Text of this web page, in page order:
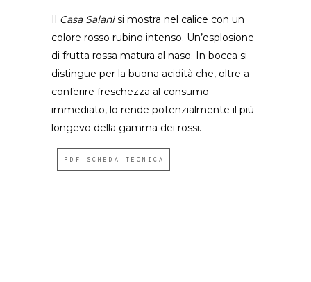
Il Casa Salanisi mostra nel calice con un
colore rosso rubino intenso. Un’esplosione
di frutta rossa matura al naso. In bocca si
distingue per la buona acidità che, oltre a
conferire freschezza al consumo
immediato, lo rende potenzialmente il più
longevo della gamma dei rossi.
PDF SCHEDA TECNICA